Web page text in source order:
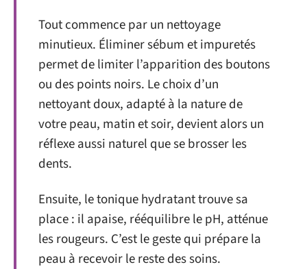
Tout commence par un nettoyage
minutieux. Éliminer sébum et impuretés
permet de limiter l’apparition des boutons
ou des points noirs. Le choix d’un
nettoyant doux, adapté à la nature de
votre peau, matin et soir, devient alors un
réflexe aussi naturel que se brosser les
dents.
Ensuite, le tonique hydratant trouve sa
place : il apaise, rééquilibre le pH, atténue
les rougeurs. C’est le geste qui prépare la
peau à recevoir le reste des soins.